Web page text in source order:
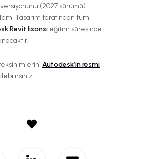
(2027 sürümü)
Tasarım tarafından tüm
Revit lisansı eğitim süresince
Autodesk’in resmi